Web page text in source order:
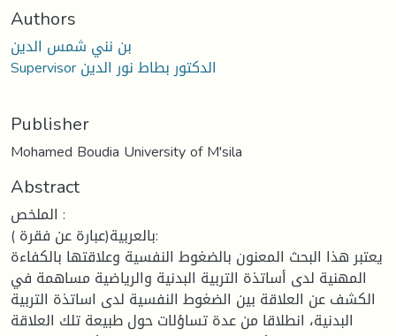
Authors
بن نني شمس الدين
Supervisor الدكتور بطاط نور الدين
Publisher
Mohamed Boudia University of M'sila
Abstract
الملخص :
بالعربية(عبارة عن فقرة ):
يعتبر هذا البحث المعنون بالضغوط النفسية وعلاقتها بالكفاءة
المهنية لدى أساتذة التربية البدنية والرياضية مساهمة في
الكشف عن العلاقة بين الضغوط النفسية لدى اساتذة التربية
البدنية، انطلاقا من عدة تساؤلات حول طبيعة تلك العلاقة